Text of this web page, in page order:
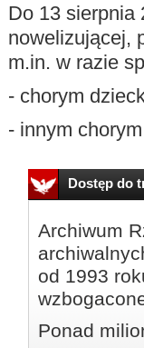
Do 13 sierpnia
nowelizującej,
m.in. w razie
- chorym
- innym
Dostęp do
Archiwum
od 1993
Ponad